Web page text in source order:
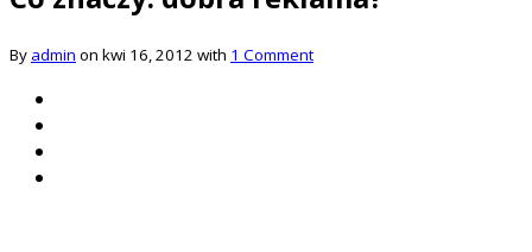
By admin on kwi 16, 2012 with 1 Comment